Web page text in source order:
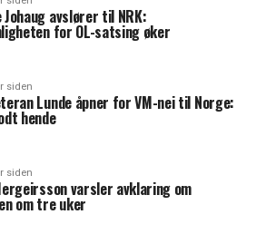
Johaug avslører til NRK:
for OL-satsing øker
siden
Lunde åpner for VM-nei til Norge:
hende
siden
varsler avklaring om
om tre uker